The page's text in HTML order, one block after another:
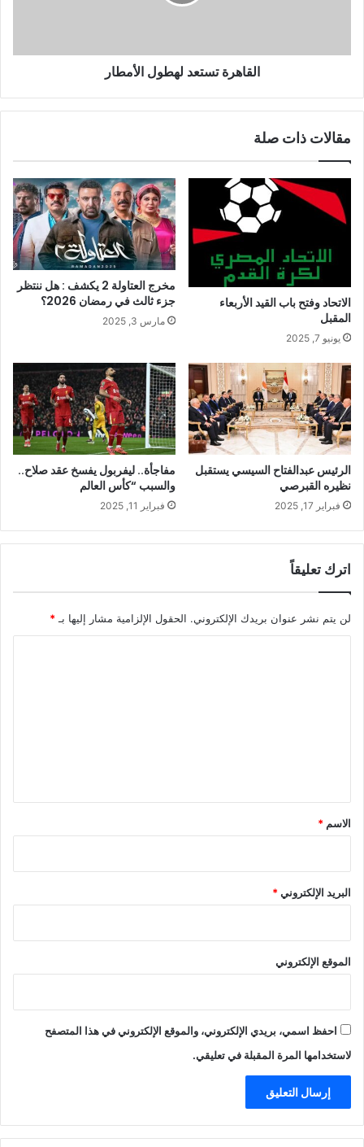
القاهرة تستعد لهطول الأمطار
مقالات ذات صلة
الاتحاد وفتح باب القيد الأربعاء
المقبل
يونيو 7, 2025
مخرج العتاولة 2 يكشف : هل ننتظر
جزء ثالث في رمضان 2026؟
مارس 3, 2025
الرئيس عبدالفتاح السيسي يستقبل
نظيره القبرصي
فبراير 17, 2025
مفاجأة.. ليفربول يفسخ عقد صلاح..
والسبب “كأس العالم
فبراير 11, 2025
اترك تعليقاً
لن يتم نشر عنوان بريدك الإلكتروني. الحقول الإلزامية مشار إليها بـ *
*
الاسم *
البريد الإلكتروني*
الموقع الإلكتروني
احفظ اسمي، بريدي الإلكتروني، والموقع الإلكتروني في هذا المتصفح
لاستخدامها المرة المقبلة في تعليقي.